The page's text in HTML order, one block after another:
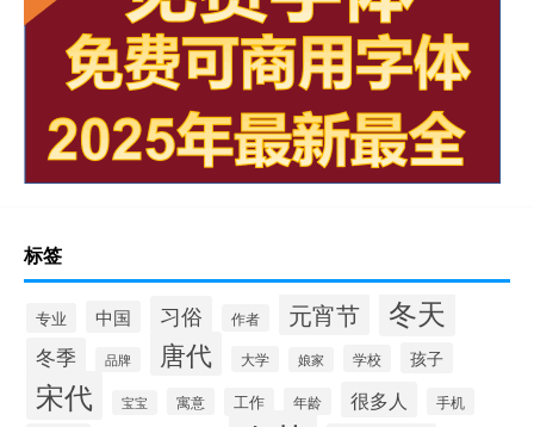
标签
专业 中国 习俗 作者 元宵节 冬天
冬季 品牌 唐代 大学 娘家 学校 孩子
宋代 宝宝 寓意 工作 年龄 很多人 手机